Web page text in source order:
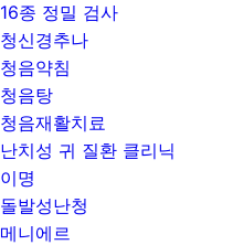
16종 정밀 검사
청신경추나
청음약침
청음탕
청음재활치료
난치성 귀 질환 클리닉
이명
돌발성난청
메니에르